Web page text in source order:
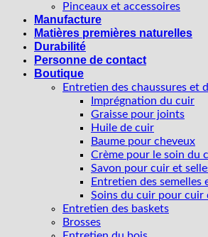
Pinceaux et accessoires
Manufacture
Matières premières naturelles
Durabilité
Personne de contact
Boutique
Entretien des chaussures et
Imprégnation du cuir
Graisse pour joints
Huile de cuir
Baume pour cheveux
Crème pour le soin du
Savon pour cuir et
Entretien des semelles
Soins du cuir pour cuir
Entretien des baskets
Brosses